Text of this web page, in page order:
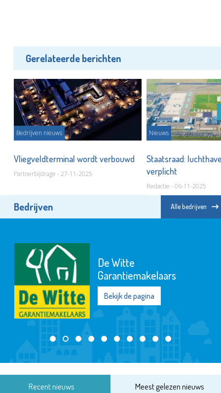
Gerelateerde berichten
Bedrijven nieuws
Vliegveldterminal wordt verbouwd
Partnerbijdrage - 27-11-2025
Nieuws
Staatsraad:
verplicht
Redactie - 06-11-2025
Bedrijven Alle bedrijven
De Witte
Garantiemakelaars
Bekijk de pagina
Recent nieuws Meest gelezen nieuws